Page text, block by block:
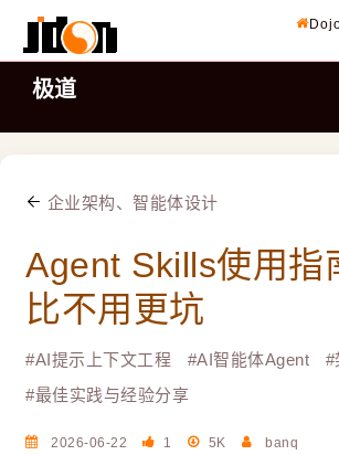
极道
企业架构、智能体设计
Agent Skills使用指
比不用更坑
#AI提示上下文工程 #AI智能体Agent #
#最佳实践与经验分享
2026-06-22 1 5K banq